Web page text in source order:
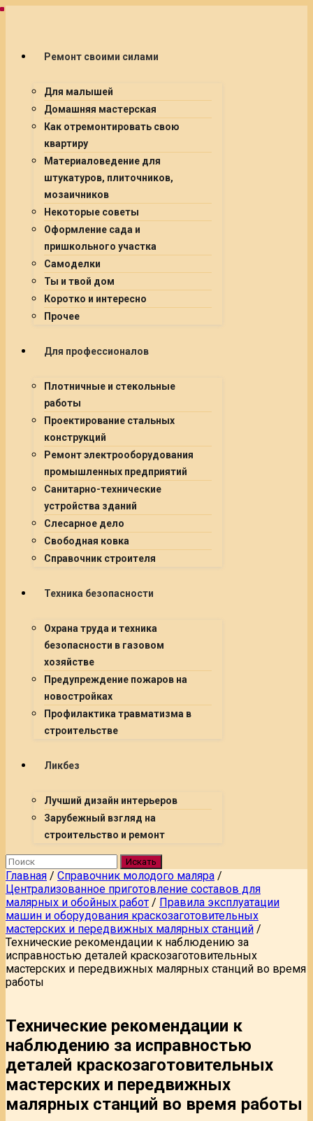
Ремонт своими силами
Для малышей
Домашняя мастерская
Как отремонтировать свою
квартиру
Материаловедение для
штукатуров, плиточников,
мозаичников
Некоторые советы
Оформление сада и
пришкольного участка
Самоделки
Ты и твой дом
Коротко и интересно
Прочее
Для профессионалов
Плотничные и стекольные
работы
Проектирование стальных
конструкций
Ремонт электрооборудования
промышленных предприятий
Санитарно-технические
устройства зданий
Слесарное дело
Свободная ковка
Справочник строителя
Техника безопасности
Охрана труда и техника
безопасности в газовом
хозяйстве
Предупреждение пожаров на
новостройках
Профилактика травматизма в
строительстве
Ликбез
Лучший дизайн интерьеров
Зарубежный взгляд на
строительство и ремонт
Искать
Главная / Справочник молодого маляра /
Централизованное приготовление составов для
малярных и обойных работ / Правила эксплуатации
машин и оборудования краскозаготовительных
мастерских и передвижных малярных станций /
Технические рекомендации к наблюдению за
исправностью деталей краскозаготовительных
мастерских и передвижных малярных станций во время
работы
Технические рекомендации к
наблюдению за исправностью
деталей краскозаготовительных
мастерских и передвижных
малярных станций во время работы